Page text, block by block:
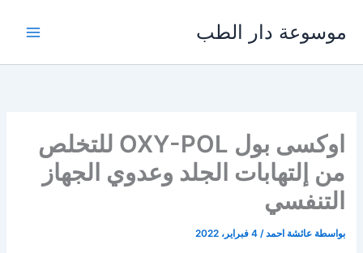
المحتوى
موسوعة دار الطب
اوكسى بول OXY-POL للتخلص
من إلتهابات الجلد وعدوي الجهاز
التنفسي
بواسطة عائشة احمد/4 فبراير، 2022